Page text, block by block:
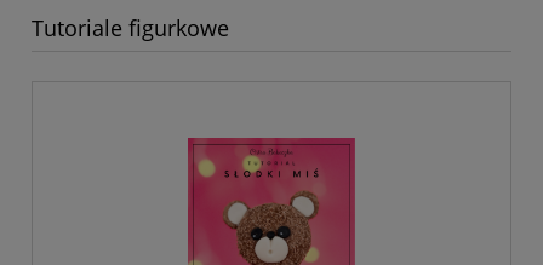
Tutoriale figurkowe